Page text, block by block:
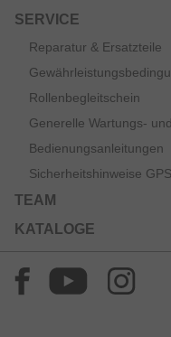
SERVICE
Reparatur & Ersatzteile
Rollenbegleitschein
Generelle Wartungs-
Bedienungsanleitungen
Sicherheitshinweise
TEAM
KATALOGE